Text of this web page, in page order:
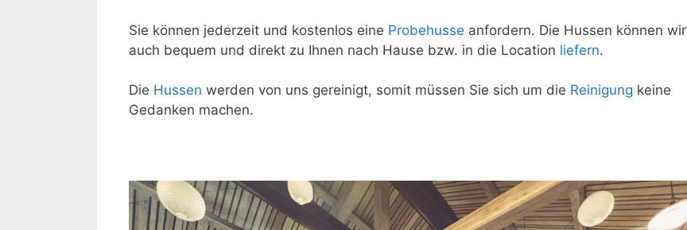
Sie können jederzeit und kostenlos eine Probehusse anfordern. Die Hussen können wir
auch bequem und direkt zu Ihnen nach Hause bzw. in die Location liefern.
Die Hussen werden von uns gereinigt, somit müssen Sie sich um die Reinigung keine
Gedanken machen.